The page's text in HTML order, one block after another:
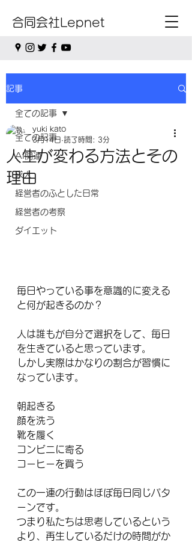
合同会社Lepnet
記事
全ての記事
AI関連
求人
経営者のふとした日常
経営者の考察
ダイエット
全ての記事
人生が変わる方法とその
理由
yuki kato
3月14日 読了時間: 3分
毎日やっている事を意識的に変える
と何が起きるのか？
人は誰もが自分で選択をして、毎日
を生きていると思っています。
しかし実際はかなりの割合が習慣に
なっています。
朝起きる
顔を洗う
靴を履く
コンビニに寄る
コーヒーを買う
この一連の行動はほぼ毎日同じパタ
ーンです。
つまり私たちは思考しているという
より、再生しているだけの時間がか